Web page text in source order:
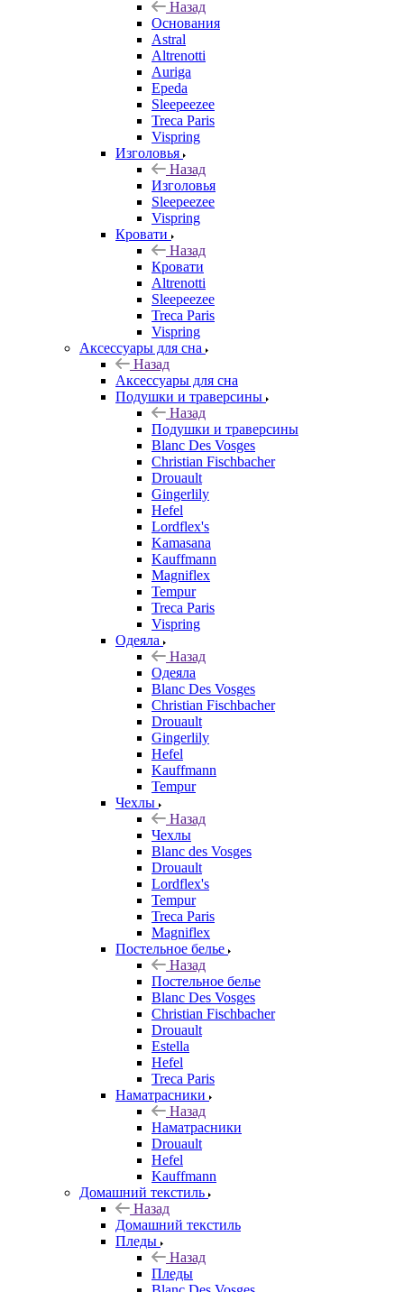
Назад
Основания
Astral
Altrenotti
Auriga
Epeda
Sleepeezee
Treca Paris
Vispring
Изголовья
Назад
Изголовья
Sleepeezee
Vispring
Кровати
Назад
Кровати
Altrenotti
Sleepeezee
Treca Paris
Vispring
Аксессуары для сна
Назад
Аксессуары для сна
Подушки и траверсины
Назад
Подушки и траверсины
Blanc Des Vosges
Christian Fischbacher
Drouault
Gingerlily
Hefel
Lordflex's
Kamasana
Kauffmann
Magniflex
Tempur
Treca Paris
Vispring
Одеяла
Назад
Одеяла
Blanc Des Vosges
Christian Fischbacher
Drouault
Gingerlily
Hefel
Kauffmann
Tempur
Чехлы
Назад
Чехлы
Blanc des Vosges
Drouault
Lordflex's
Tempur
Treca Paris
Magniflex
Постельное белье
Назад
Постельное белье
Blanc Des Vosges
Christian Fischbacher
Drouault
Estella
Hefel
Treca Paris
Наматрасники
Назад
Наматрасники
Drouault
Hefel
Kauffmann
Домашний текстиль
Назад
Домашний текстиль
Пледы
Назад
Пледы